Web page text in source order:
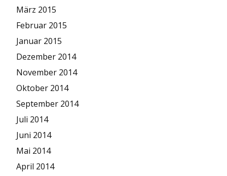
März 2015
Februar 2015
Januar 2015
Dezember 2014
November 2014
Oktober 2014
September 2014
Juli 2014
Juni 2014
Mai 2014
April 2014